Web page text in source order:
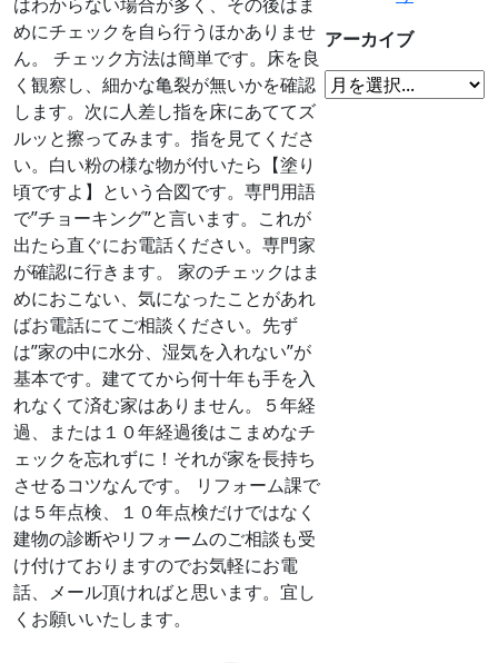
はわからない場合が多く、その後はま
めにチェックを自ら行うほかありませ
ん。 チェック方法は簡単です。床を良
く観察し、細かな亀裂が無いかを確認
します。次に人差し指を床にあててズ
ルッと擦ってみます。指を見てくださ
い。白い粉の様な物が付いたら【塗り
頃ですよ】という合図です。専門用語
で”チョーキング”と言います。これが
出たら直ぐにお電話ください。専門家
が確認に行きます。 家のチェックはま
めにおこない、気になったことがあれ
ばお電話にてご相談ください。先ず
は”家の中に水分、湿気を入れない”が
基本です。建ててから何十年も手を入
れなくて済む家はありません。５年経
過、または１０年経過後はこまめなチ
ェックを忘れずに！それが家を長持ち
させるコツなんです。 リフォーム課で
は５年点検、１０年点検だけではなく
建物の診断やリフォームのご相談も受
け付けておりますのでお気軽にお電
話、メール頂ければと思います。宜し
くお願いいたします。
アーカイブ